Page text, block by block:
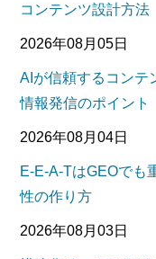
コンテンツ設計方法
2026年08月05日
AIが信頼するコンテ
情報発信のポイント
2026年08月04日
E-E-A-TはGEOでも
性の作り方
2026年08月03日